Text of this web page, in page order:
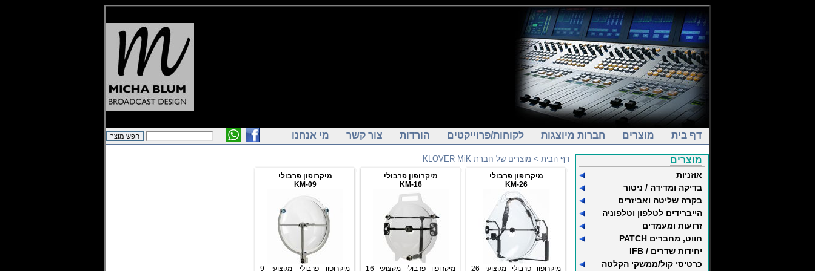
דף בית מוצרים חברות מיוצגות לקוחות/פרוייקטים הורדות צור קשר מי אנחנו
מוצרים
אוזניות
בדיקה ומדידה / ניטור
בקרה שליטה ואביזרים
הייברידים לטלפון וטלפוניה
זרועות ומעמדים
חווט, מחברים PATCH
יחידות שדרים / IFB
כרטיסי קול/ממשקי הקלטה
דף הבית > מוצרים של חברת KLOVER MiK
מיקרופון פרבולי
KM-26
מיקרופון פרבולי מקצועי 26
מיקרופון פרבולי
KM-16
מיקרופון פרבולי מקצועי 16
מיקרופון פרבולי
KM-09
מיקרופון פרבולי מקצועי 9